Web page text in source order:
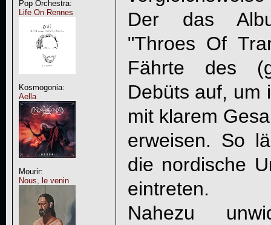
Pop Orchestra:
Life On Rennes
Kosmogonia:
Aella
Mourir:
Nous, le venin
Der das
"Throes Of
Fährte des
Debüts auf, um
mit klarem
erweisen. So
die nordische
eintreten.
Nahezu